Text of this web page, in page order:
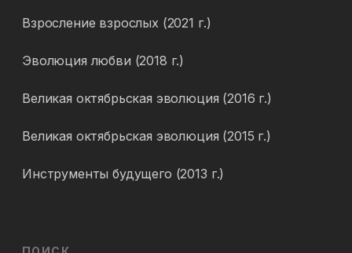
Взросление взрослых (2021 г.)
Эволюция любви (2018 г.)
Великая октябрьская эволюция (2016 г.)
Великая октябрьская эволюция (2015 г.)
Инструменты будущего (2013 г.)